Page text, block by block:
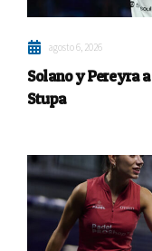
agosto 6, 2026
Solano y Pereyra
Stupa